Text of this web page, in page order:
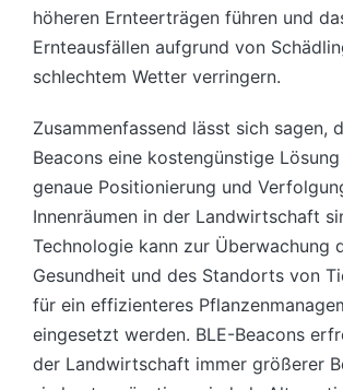
höheren Ernteerträgen führen und
Ernteausfällen aufgrund von
schlechtem Wetter verringern.
Zusammenfassend lässt sich sagen,
Beacons eine kostengünstige
genaue Positionierung und
Innenräumen in der Landwirtschaft
Technologie kann zur Überwachung
Gesundheit und des Standorts von
für ein effizienteres
eingesetzt werden. BLE-Beacons
der Landwirtschaft immer größerer